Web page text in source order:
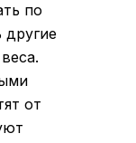
по
другие
от